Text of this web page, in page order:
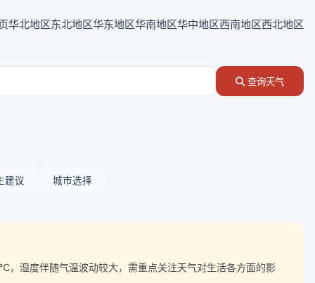
华北地区东北地区华东地区华南地区华中地区西南地区西北地区
查询天气
建议 城市选择
湿度伴随气温波动较大，需重点关注天气对生活各方面的影